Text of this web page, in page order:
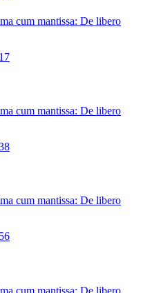
cum mantissa: De libero
cum mantissa: De libero
cum mantissa: De libero
cum mantissa: De libero